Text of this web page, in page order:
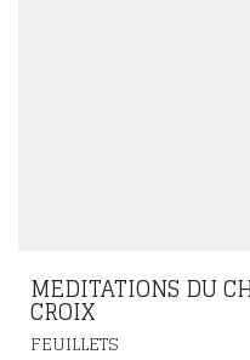
MEDITATIONS DU
CROIX
FEUILLETS